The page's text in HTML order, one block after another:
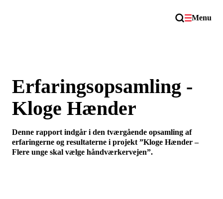
Menu
Erfaringsopsamling -
Kloge Hænder
Denne rapport indgår i den tværgående opsamling af
erfaringerne og resultaterne i projekt ”Kloge Hænder –
Flere unge skal vælge håndværkervejen”.